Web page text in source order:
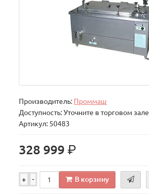
Производитель: Проммаш
Доступность: Уточните в торговом зале
Артикул: 50483
328 999р.
+ - В корзину